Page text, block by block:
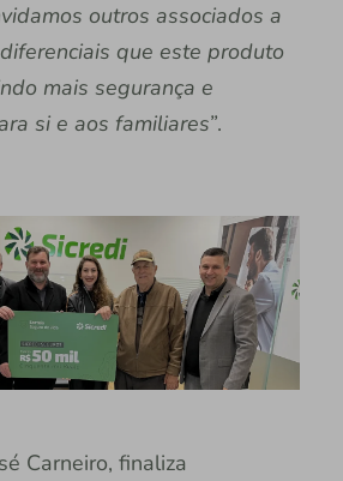
outros associados a
que este produto
mais segurança e
si e aos familiares”.
Carneiro, finaliza